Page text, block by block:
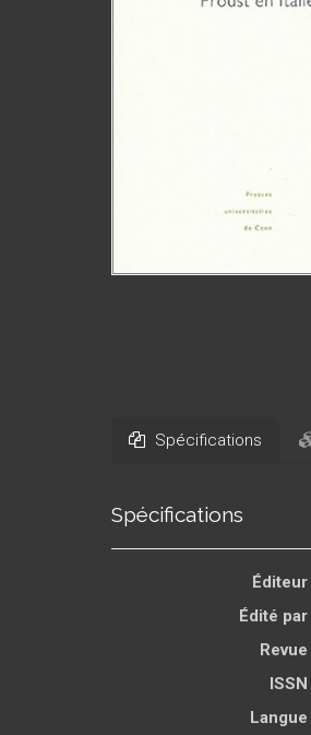
Spécifications
Spécifications
Éditeur
Édité par
Revue
ISSN
Langue